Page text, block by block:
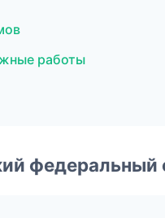
работы
федеральный